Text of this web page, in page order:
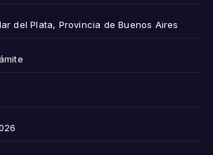
del Plata, Provincia de Buenos Aires